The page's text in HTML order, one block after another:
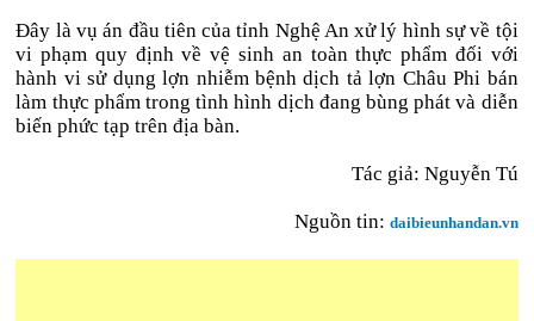
Đây là vụ án đầu tiên của tỉnh Nghệ An xử lý hình sự về tội
vi phạm quy định về vệ sinh an toàn thực phẩm đối với
hành vi sử dụng lợn nhiễm bệnh dịch tả lợn Châu Phi bán
làm thực phẩm trong tình hình dịch đang bùng phát và diễn
biến phức tạp trên địa bàn.
Tác giả: Nguyễn Tú
Nguồn tin: daibieunhandan.vn